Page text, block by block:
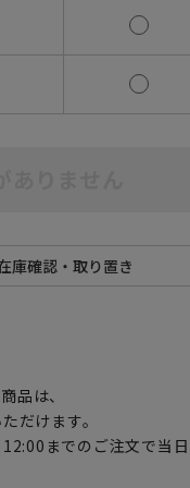
品は、
だけます。
までのご注文で当